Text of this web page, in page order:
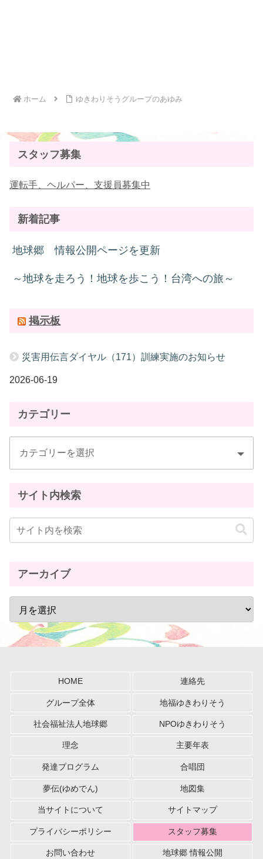
ホーム ゆきわりそうグループのあゆみ
スタッフ募集
運転手、ヘルパー、支援員募集中
新着記事
地球郷 情報公開ページを更新
～地球を走ろう！地球を歩こう！台湾への旅～
掲示板
災害用伝言ダイヤル（171）訓練実施のお知らせ
2026-06-19
カテゴリー
サイト内検索
アーカイブ
HOME 連絡先
グループ全体 地福ゆきわりそう
社会福祉法人地球郷 NPOゆきわりそう
理念 主要年表
発達プログラム 合唱団
夢伝(ゆめでん) 地図集
当サイトについて サイトマップ
プライバシーポリシー スタッフ募集
お問い合わせ 地球郷 情報公開